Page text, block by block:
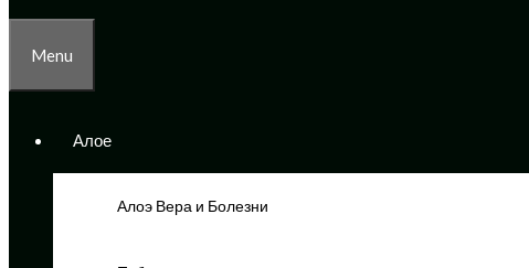
Menu
Алое
Алоэ Вера и Болезни